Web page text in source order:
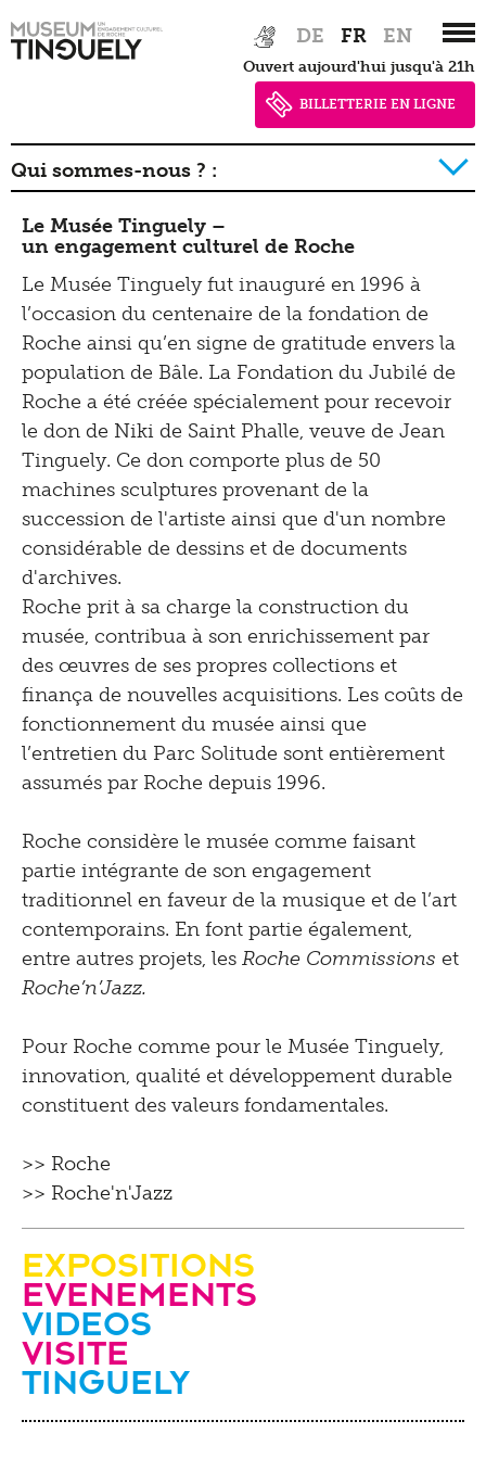
Hauptnavigation
to
DE FR EN
Ouvert aujourd'hui jusqu'à 21h
BILLETTERIE EN LIGNE
Qui sommes-nous ? :
Mécénat
Optomat
Tutoriels
Tinguely on the Road
Collection Online
Bibliothèque documentation
Schauatelier
Conférence
Tinguely Studies
Tinguely100
Guide de l'exposition
Machine Builder
Impressum |
Politique de
confidentialité
Politique de confidentialité
Newsletter
Inclusif
Voir
Marcher
Apprendre
Kultur Inklusiv
Entendre
Presse
Documents de presse
Contact
Shop
Le Musée Tinguely –
un engagement culturel de Roche
Le Musée Tinguely fut inauguré en 1996 à
l’occasion du centenaire de la fondation de
Roche ainsi qu’en signe de gratitude envers la
population de Bâle. La Fondation du Jubilé de
Roche a été créée spécialement pour recevoir
le don de Niki de Saint Phalle, veuve de Jean
Tinguely. Ce don comporte plus de 50
machines sculptures provenant de la
succession de l'artiste ainsi que d'un nombre
considérable de dessins et de documents
d'archives.
Roche prit à sa charge la construction du
musée, contribua à son enrichissement par
des œuvres de ses propres collections et
finança de nouvelles acquisitions. Les coûts de
fonctionnement du musée ainsi que
l’entretien du Parc Solitude sont entièrement
assumés par Roche depuis 1996.
Roche considère le musée comme faisant
partie intégrante de son engagement
traditionnel en faveur de la musique et de l’art
contemporains. En font partie également,
entre autres projets, les Roche Commissions et
Roche’n’Jazz.
Pour Roche comme pour le Musée Tinguely,
innovation, qualité et développement durable
constituent des valeurs fondamentales.
>> Roche
>> Roche'n'Jazz
Expositions
evenements
videos
Visite
Tinguely